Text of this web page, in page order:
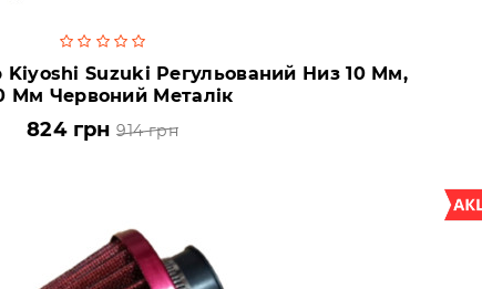
Kiyoshi Suzuki Регульований Низ 10 Мм,
Мм Червоний Металік
824 грн 914 грн